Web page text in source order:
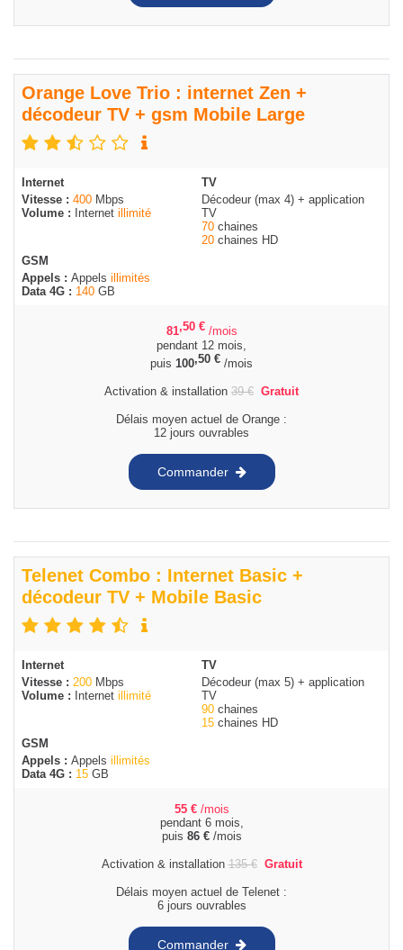
Orange Love Trio : internet Zen +
décodeur TV + gsm Mobile Large
Internet
Vitesse : 400 Mbps
Volume :
Internet illimité
TV
Décodeur (max 4) + application
TV
70 chaines
20 chaines HD
GSM
Appels : Appels illimités
Data 4G : 140 GB
81,50 € /mois
pendant 12 mois,
puis 100,50 € /mois
Activation & installation 39€ Gratuit
Délais moyen actuel de Orange :
12 jours ouvrables
Commander
Telenet Combo : Internet Basic +
décodeur TV + Mobile Basic
Internet
Vitesse : 200 Mbps
Volume :
Internet illimité
TV
Décodeur (max 5) + application
TV
90 chaines
15 chaines HD
GSM
Appels : Appels illimités
Data 4G : 15 GB
55 € /mois
pendant 6 mois,
puis 86 €/mois
Activation & installation135€ Gratuit
Délais moyen actuel de Telenet :
6 jours ouvrables
Commander